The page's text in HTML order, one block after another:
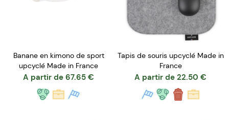
Banane en kimono de sport
upcyclé Made in France
A partir de 67.65 €
Tapis de souris upcyclé Made in
France
A partir de 22.50 €